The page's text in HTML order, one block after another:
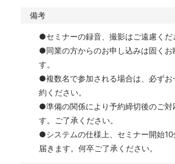
備考
●セミナーの録音、撮影はご遠慮くだ
●同業の方からのお申し込みは固くお
す。
●複数名で参加される場合は、必ずお
約ください。
●準備の関係により予約締切後のご対
す。ご了承ください。
●システムの仕様上、セミナー開始
届きます。何卒ご了承ください。